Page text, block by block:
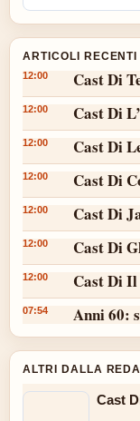
ARTICOLI RECENTI
12:00 Cast Di
12:00 Cast Di
12:00 Cast Di
12:00 Cast Di
12:00 Cast Di
12:00 Cast Di
12:00 Cast Di
07:54 Anni 60:
ALTRI DALLA
Cast